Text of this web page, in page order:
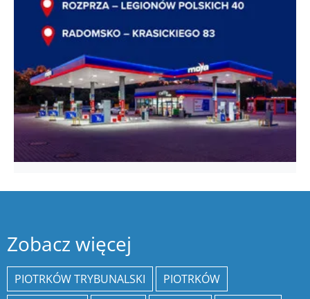
Zobacz więcej
PIOTRKÓW TRYBUNALSKI
PIOTRKÓW